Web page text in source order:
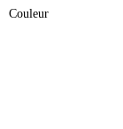
Couleur